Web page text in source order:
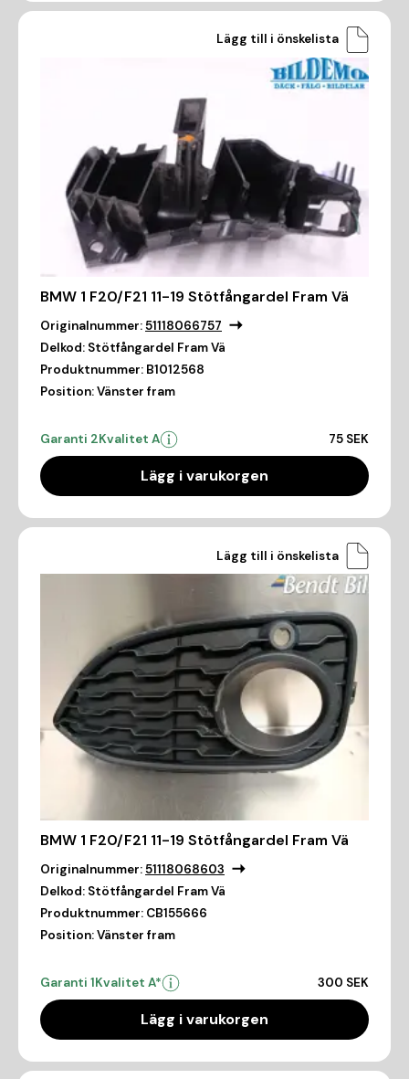
Lägg till i önskelista
BMW 1 F20/F21 11-19 Stötfångardel Fram Vä
Originalnummer:51118066757
Delkod: Stötfångardel Fram Vä
Produktnummer: B1012568
Position:Vänster fram
Garanti 2Kvalitet A 75 SEK
Lägg i varukorgen
Lägg till i önskelista
BMW 1 F20/F21 11-19 Stötfångardel Fram Vä
Originalnummer:51118068603
Delkod: Stötfångardel Fram Vä
Produktnummer: CB155666
Position:Vänster fram
Garanti 1Kvalitet A* 300 SEK
Lägg i varukorgen